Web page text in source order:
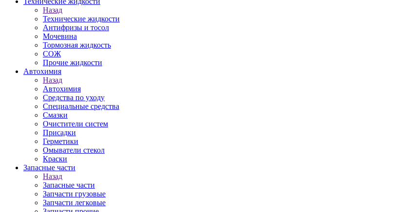
Назад
Технические жидкости
Антифризы и тосол
Мочевина
Тормозная жидкость
СОЖ
Прочие жидкости
Автохимия
Назад
Автохимия
Средства по уходу
Специальные средства
Смазки
Очистители систем
Присадки
Герметики
Омыватели стекол
Краски
Запасные части
Назад
Запасные части
Запчасти грузовые
Запчасти легковые